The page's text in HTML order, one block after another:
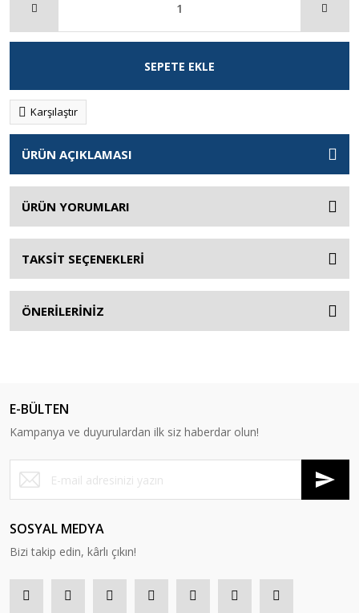
SEPETE EKLE
Karşılaştır
ÜRÜN AÇIKLAMASI
ÜRÜN YORUMLARI
TAKSİT SEÇENEKLERİ
ÖNERİLERİNİZ
E-BÜLTEN
Kampanya ve duyurulardan ilk siz haberdar olun!
SOSYAL MEDYA
Bizi takip edin, kârlı çıkın!